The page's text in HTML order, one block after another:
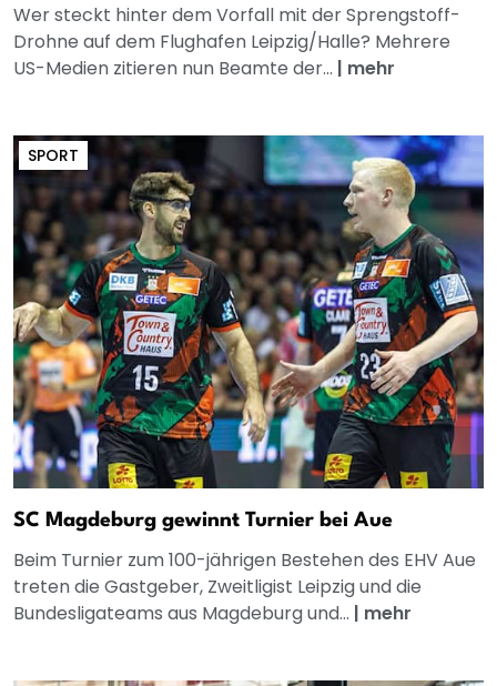
Wer steckt hinter dem Vorfall mit der Sprengstoff-
Drohne auf dem Flughafen Leipzig/Halle? Mehrere
US-Medien zitieren nun Beamte der... | mehr
SPORT
SC Magdeburg gewinnt Turnier bei Aue
Beim Turnier zum 100-jährigen Bestehen des EHV Aue
treten die Gastgeber, Zweitligist Leipzig und die
Bundesligateams aus Magdeburg und... | mehr